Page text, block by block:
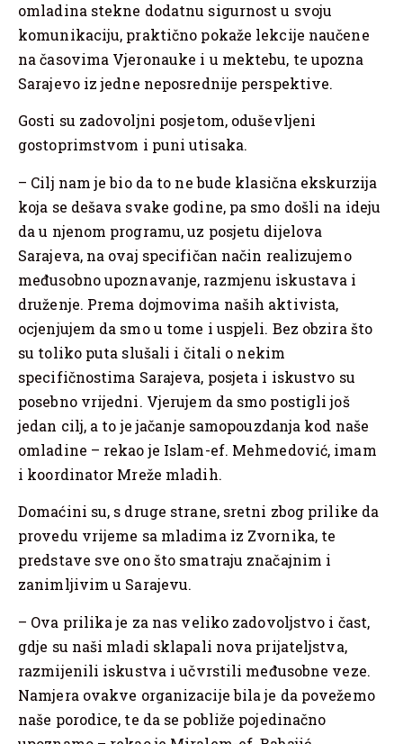
omladina stekne dodatnu sigurnost u svoju
komunikaciju, praktično pokaže lekcije naučene
na časovima Vjeronauke i u mektebu, te upozna
Sarajevo iz jedne neposrednije perspektive.
Gosti su zadovoljni posjetom, oduševljeni
gostoprimstvom i puni utisaka.
– Cilj nam je bio da to ne bude klasična ekskurzija
koja se dešava svake godine, pa smo došli na ideju
da u njenom programu, uz posjetu dijelova
Sarajeva, na ovaj specifičan način realizujemo
međusobno upoznavanje, razmjenu iskustava i
druženje. Prema dojmovima naših aktivista,
ocjenjujem da smo u tome i uspjeli. Bez obzira što
su toliko puta slušali i čitali o nekim
specifičnostima Sarajeva, posjeta i iskustvo su
posebno vrijedni. Vjerujem da smo postigli još
jedan cilj, a to je jačanje samopouzdanja kod naše
omladine – rekao je Islam-ef. Mehmedović, imam
i koordinator Mreže mladih.
Domaćini su, s druge strane, sretni zbog prilike da
provedu vrijeme sa mladima iz Zvornika, te
predstave sve ono što smatraju značajnim i
zanimljivim u Sarajevu.
– Ova prilika je za nas veliko zadovoljstvo i čast,
gdje su naši mladi sklapali nova prijateljstva,
razmijenili iskustva i učvrstili međusobne veze.
Namjera ovakve organizacije bila je da povežemo
naše porodice, te da se pobliže pojedinačno